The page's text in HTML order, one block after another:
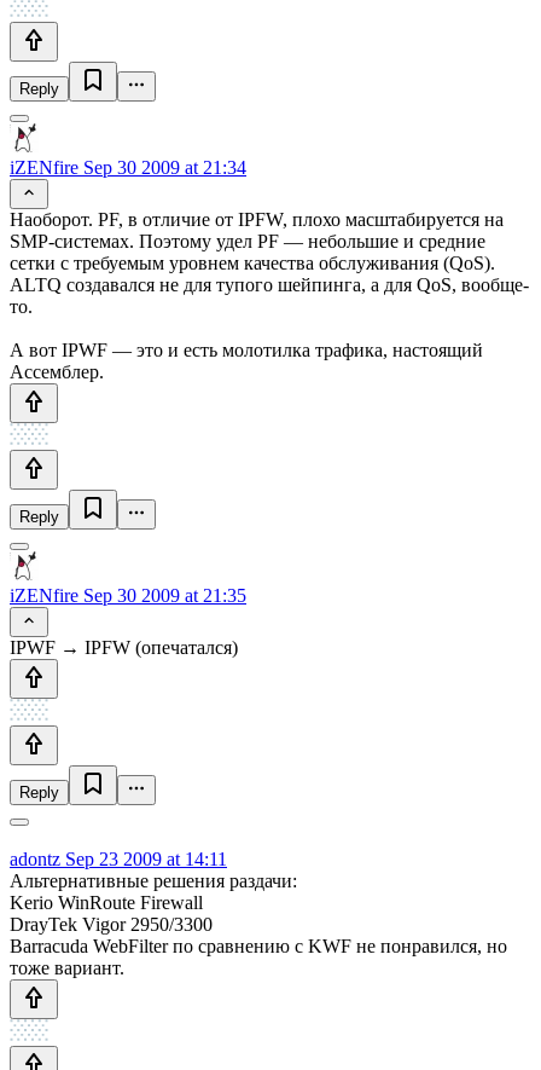
Reply
iZENfire Sep 30 2009 at 21:34
Наоборот. PF, в отличие от IPFW, плохо масштабируется на
SMP-системах. Поэтому удел PF — небольшие и средние
сетки с требуемым уровнем качества обслуживания (QoS).
ALTQ создавался не для тупого шейпинга, а для QoS, вообще-
то.
А вот IPWF — это и есть молотилка трафика, настоящий
Ассемблер.
Reply
iZENfire Sep 30 2009 at 21:35
IPWF → IPFW (опечатался)
Reply
adontz Sep 23 2009 at 14:11
Альтернативные решения раздачи:
Kerio WinRoute Firewall
DrayTek Vigor 2950/3300
Barracuda WebFilter по сравнению с KWF не понравился, но
тоже вариант.